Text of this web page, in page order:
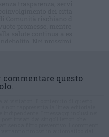
commentare questo